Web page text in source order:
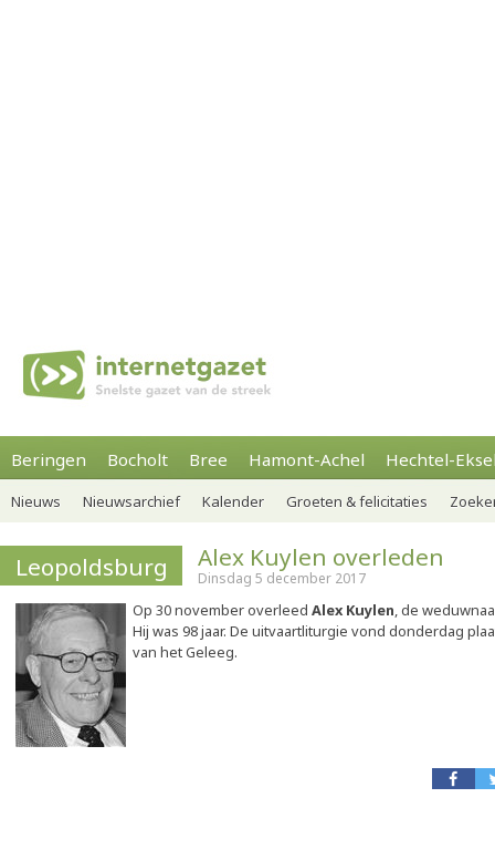
Beringen Bocholt Bree Hamont-Achel Hechtel-
Nieuws Nieuwsarchief Kalender Groeten & felicitaties
Leopoldsburg Alex Kuylen overleden
Dinsdag 5 december 2017
Op 30 november overleed Alex Kuylen, de
Hij was 98 jaar. De uitvaartliturgie vond donderdag
van het Geleeg.